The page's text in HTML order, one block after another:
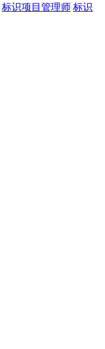
标识项目管理师 标识